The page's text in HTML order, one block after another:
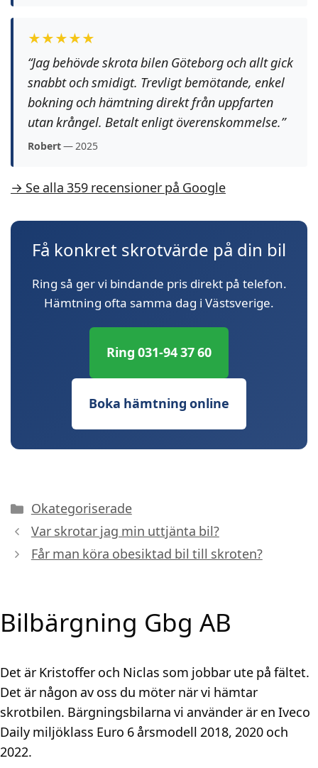
★★★★★
“Jag behövde skrota bilen Göteborg och allt gick
snabbt och smidigt. Trevligt bemötande, enkel
bokning och hämtning direkt från uppfarten
utan krångel. Betalt enligt överenskommelse.”
Robert— 2025
→ Se alla 359 recensioner på Google
Få konkret skrotvärde på din bil
Ring så ger vi bindande pris direkt på telefon.
Hämtning ofta samma dag i Västsverige.
Ring 031-94 37 60
Boka hämtning online
Kategorier
Okategoriserade
Var skrotar jag min uttjänta bil?
Får man köra obesiktad bil till skroten?
Bilbärgning Gbg AB
Det är Kristoffer och Niclas som jobbar ute på fältet.
Det är någon av oss du möter när vi hämtar
skrotbilen. Bärgningsbilarna vi använder är en Iveco
Daily miljöklass Euro 6 årsmodell 2018, 2020 och
2022.